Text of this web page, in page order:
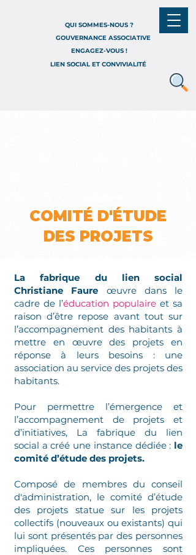
QUI SOMMES-NOUS ?
GOUVERNANCE ASSOCIATIVE
ENGAGEZ-VOUS !
LIEN SOCIAL ET CONVIVIALITÉ
COMITÉ D'ÉTUDE
DES PROJETS
La fabrique du lien social
Christiane Faure œuvre dans le
cadre de l’éducation populaire et sa
raison d’être repose avant tout sur
l’accompagnement des habitants à
mettre en œuvre des projets en
réponse à leurs besoins : une
association au service des projets des
habitants.
Pour permettre l’émergence et
l’accompagnement de projets et
d’initiatives, La fabrique du lien
social a créé une instance dédiée : le
comité d’étude des projets.
Composé de membres du conseil
d'administration, le comité d’étude
des projets statue sur les projets
collectifs (nouveaux ou existants) qui
lui sont présentés par des personnes
impliquées. Ces personnes sont